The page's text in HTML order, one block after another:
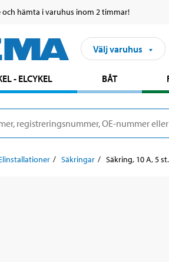
och hämta i varuhus inom 2 timmar!
Välj varuhus
- ELCYKEL BÅT
Säkringar Säkring, 10 A, 5 st.